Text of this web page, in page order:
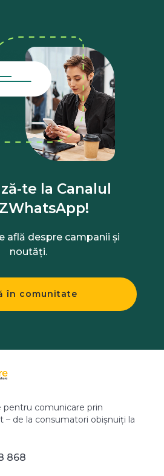
te la Canalul
află despre campanii și
noutăți.
în comunitate
pentru comunicare prin
– de la consumatori obișnuiți la
868